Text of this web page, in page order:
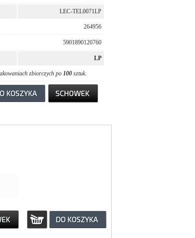
LEC-TEL0071LP
264956
5901890120760
LP
zbiorczych po 100 sztuk.